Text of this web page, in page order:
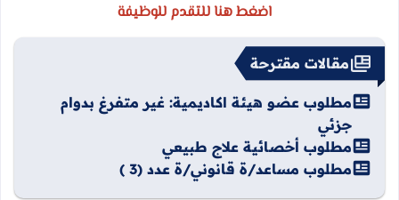
اضغط هنا للتقدم للوظيفة
مقالات مقترحة
مطلوب عضو هيئة اكاديمية: غير متفرغ بدوام
جزئي
مطلوب أخصائية علاج طبيعي
مطلوب مساعد/ة قانوني/ة عدد (3 )